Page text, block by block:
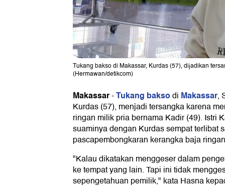
Tukang bakso di Makassar, Kurdas (57), dijadikan
(Hermawan/detikcom)
Makassar-Tukang baksodi Makassar,
Kurdas (57), menjadi tersangka karena
ringan milik pria bernama Kadir (49). Istri
suaminya dengan Kurdas sempat terlibat
pascapembongkaran kerangka baja
"Kalau dikatakan menggeser dalam
ke tempat yang lain. Tapi ini tidak
sepengetahuan pemilik," kata Hasna